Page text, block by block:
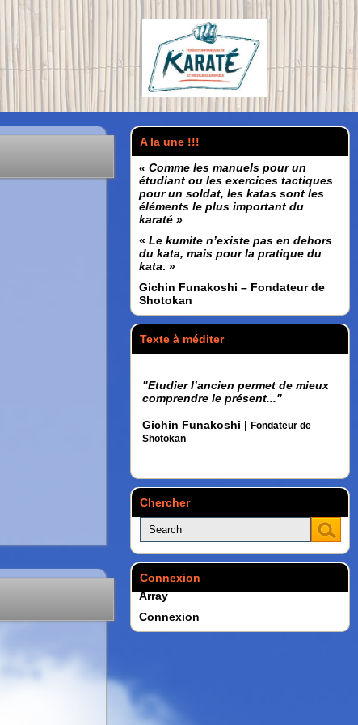
A la une !!!
« Comme les manuels pour un
étudiant ou les exercices tactiques
pour un soldat, les katas sont les
éléments le plus important du
karaté »
« Le kumite n’existe pas en dehors
du kata, mais pour la pratique du
kata. »
Gichin Funakoshi – Fondateur de
Shotokan
Texte à méditer
"Etudier l’ancien permet de mieux
comprendre le présent..."
Gichin Funakoshi | Fondateur de
Shotokan
Chercher
Connexion
Array
Connexion